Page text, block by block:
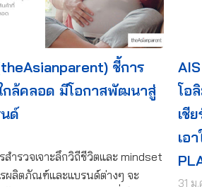
ชี้การ
กล้คลอด มีโอกาสพัฒนาสู่
ด์
ำรวจเจาะลึกวิถีชีวิตและ mindset
ผลิตภัณฑ์และแบรนด์ต่างๆ จะ
โอ
เชี
เอ
31 ม